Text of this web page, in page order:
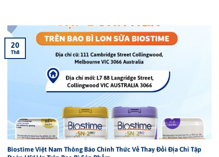
Biostime Việt Nam Thông Báo Chính Thức Về Thay Đổi Địa Chỉ Tập
20
Th8